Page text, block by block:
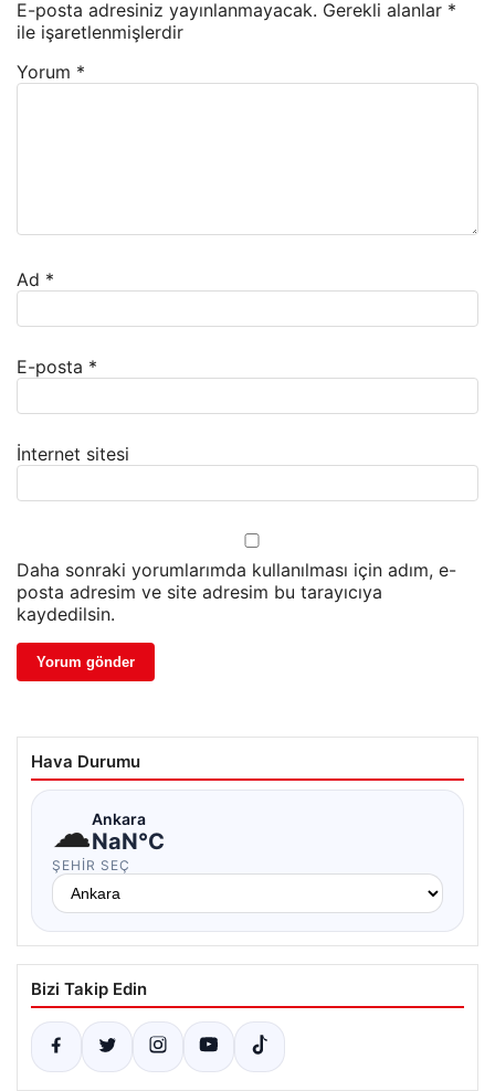
E-posta adresiniz yayınlanmayacak. Gerekli alanlar *
ile işaretlenmişlerdir
Yorum *
Ad *
E-posta *
İnternet sitesi
Daha sonraki yorumlarımda kullanılması için adım, e-
posta adresim ve site adresim bu tarayıcıya
kaydedilsin.
Hava Durumu
☁Ankara
NaN°C
ŞEHIR SEÇ
Bizi Takip Edin